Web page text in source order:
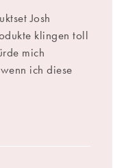
Josh
klingen toll
mich
ich diese